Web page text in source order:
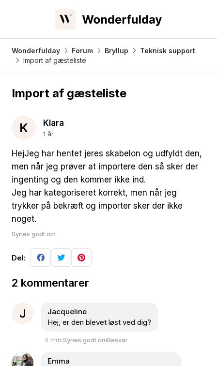
Wonderfulday Forum Bryllup
Teknisk support
Import af gæsteliste
Import af gæsteliste
K Klara
1 år
HejJeg har hentet jeres skabelon og udfyldt den,
men når jeg prøver at importere den så sker der
ingenting og den kommer ikke ind.
Jeg har kategoriseret korrekt, men når jeg
trykker på bekræft og importer sker der ikke
noget.
Synes godt om
Del:
2 kommentarer
J
Jacqueline
Hej, er den blevet løst ved dig?
4 mdr.Synes godt omBesvar
Emma